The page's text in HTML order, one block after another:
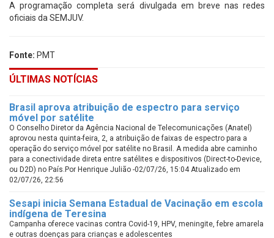
A programação completa será divulgada em breve nas redes
oficiais da SEMJUV.
Fonte: PMT
ÚLTIMAS NOTÍCIAS
Brasil aprova atribuição de espectro para serviço
móvel por satélite
O Conselho Diretor da Agência Nacional de Telecomunicações (Anatel)
aprovou nesta quinta-feira, 2, a atribuição de faixas de espectro para a
operação do serviço móvel por satélite no Brasil. A medida abre caminho
para a conectividade direta entre satélites e dispositivos (Direct-to-Device,
ou D2D) no País.Por Henrique Julião -02/07/26, 15:04 Atualizado em
02/07/26, 22:56
Sesapi inicia Semana Estadual de Vacinação em escola
indígena de Teresina
Campanha oferece vacinas contra Covid-19, HPV, meningite, febre amarela
e outras doenças para crianças e adolescentes